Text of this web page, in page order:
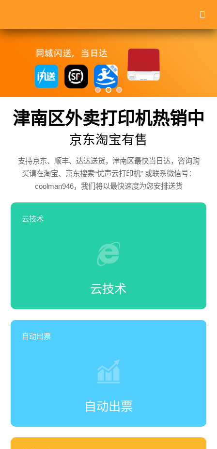
津南区外卖打印机热销中
京东淘宝有售
支持京东、顺丰、达达送货，津南区最快当日达，咨询购
买请在淘宝、京东搜索“优声云打印机” 或联系微信号：
coolman946，我们将以最快速度为您安排送货
云技术
云技术
自动出票
自动出票